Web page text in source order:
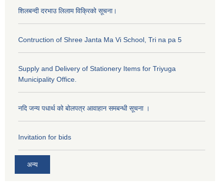
शिलबन्दी दरभाउ लिलाम विक्रिको सूचना।
Contruction of Shree Janta Ma Vi School, Tri na pa 5
Supply and Delivery of Stationery Items for Triyuga
Municipality Office.
नदि जन्य पधार्थ को बोलपत्र आवाहान समबन्धी सूचना ।
Invitation for bids
अन्य